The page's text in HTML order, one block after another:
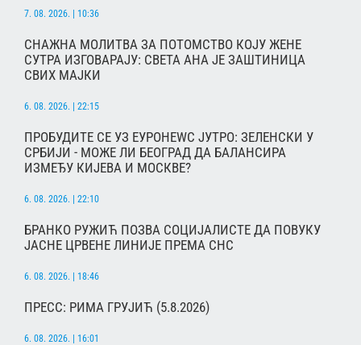
7. 08. 2026. | 10:36
СНАЖНА МОЛИТВА ЗА ПОТОМСТВО КОЈУ ЖЕНЕ
СУТРА ИЗГОВАРАЈУ: СВЕТА АНА ЈЕ ЗАШТИНИЦА
СВИХ МАЈКИ
6. 08. 2026. | 22:15
ПРОБУДИТЕ СЕ УЗ ЕУРОНЕWС ЈУТРО: ЗЕЛЕНСКИ У
СРБИЈИ - МОЖЕ ЛИ БЕОГРАД ДА БАЛАНСИРА
ИЗМЕЂУ КИЈЕВА И МОСКВЕ?
6. 08. 2026. | 22:10
БРАНКО РУЖИЋ ПОЗВА СОЦИЈАЛИСТЕ ДА ПОВУКУ
ЈАСНЕ ЦРВЕНЕ ЛИНИЈЕ ПРЕМА СНС
6. 08. 2026. | 18:46
ПРЕСС: РИМА ГРУЈИЋ (5.8.2026)
6. 08. 2026. | 16:01